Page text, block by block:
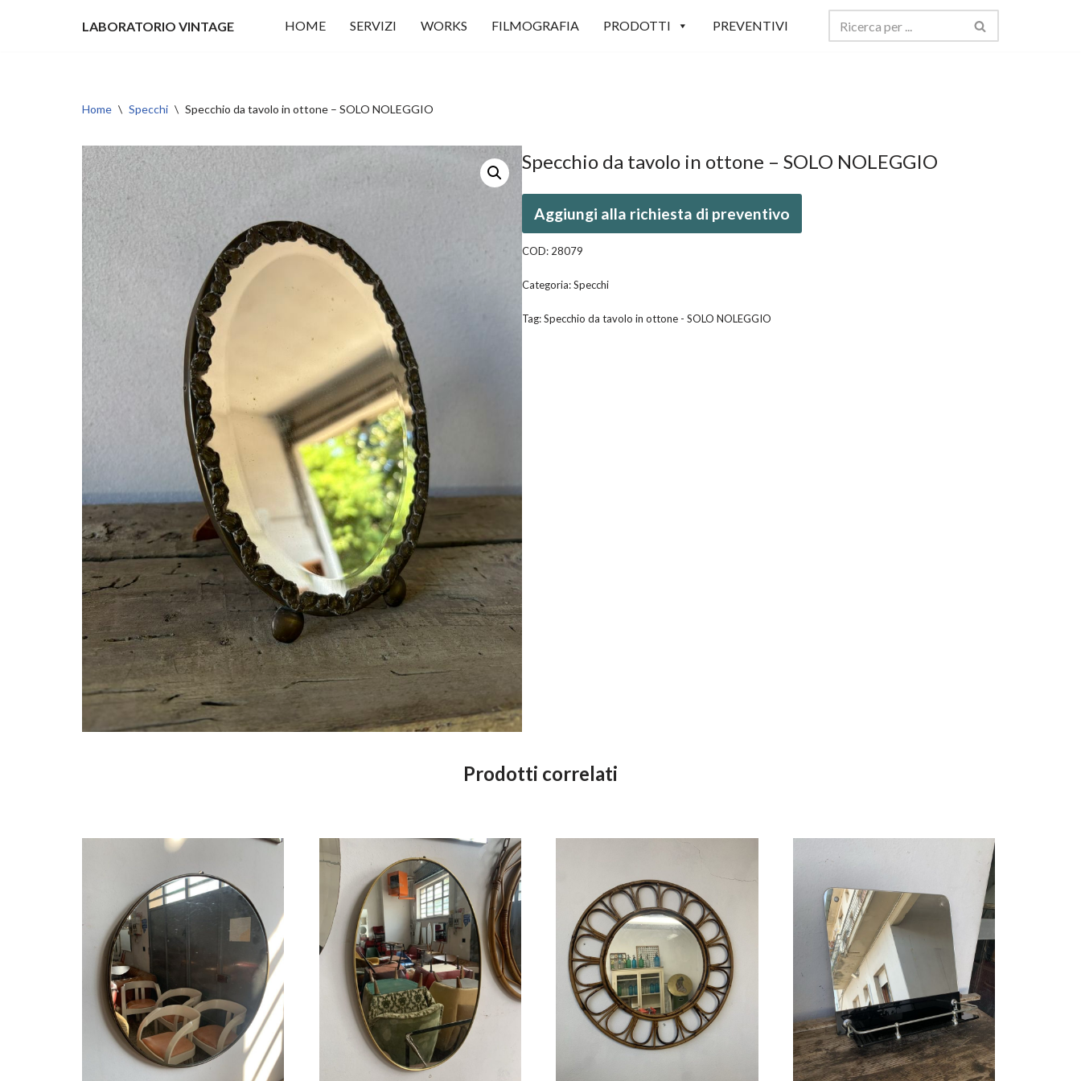
LABORATORIO VINTAGE HOME SERVIZI WORKS FILMOGRAFIA PRODOTTI PREVENTIVI
Home \ Specchi \ Specchio da tavolo in ottone – SOLO NOLEGGIO
Specchio da tavolo in ottone – SOLO NOLEGGIO
Aggiungi alla richiesta di preventivo
COD: 28079
Categoria:Specchi
Tag:Specchio da tavolo in ottone - SOLO NOLEGGIO
Prodotti correlati